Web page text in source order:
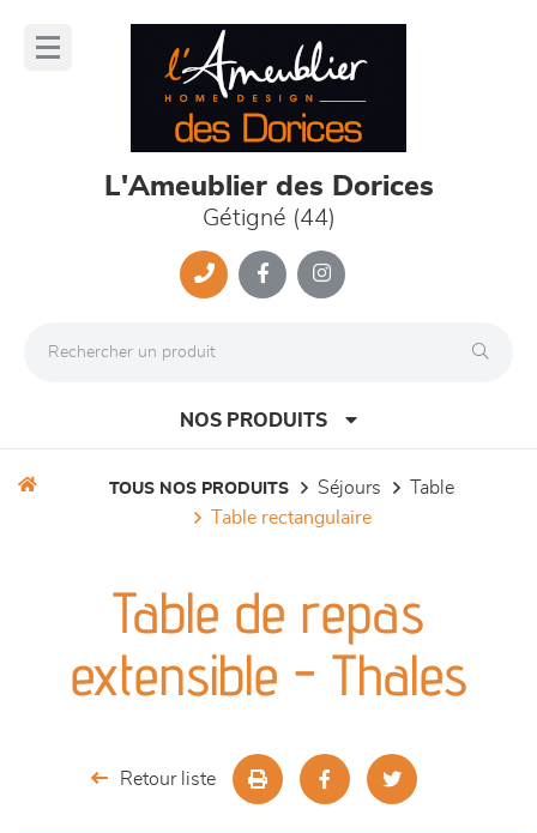
L'Ameublier des Dorices
Gétigné (44)
NOS PRODUITS
meubles de complément
TOUS NOS PRODUITS séjours
table
table rectangulaire
Table de repas
extensible - Thales
Retour liste